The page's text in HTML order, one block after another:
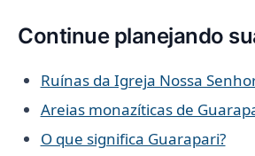
Continue planejando
Ruínas da Igreja Nossa
Areias monazíticas de
O que significa Guarapari?